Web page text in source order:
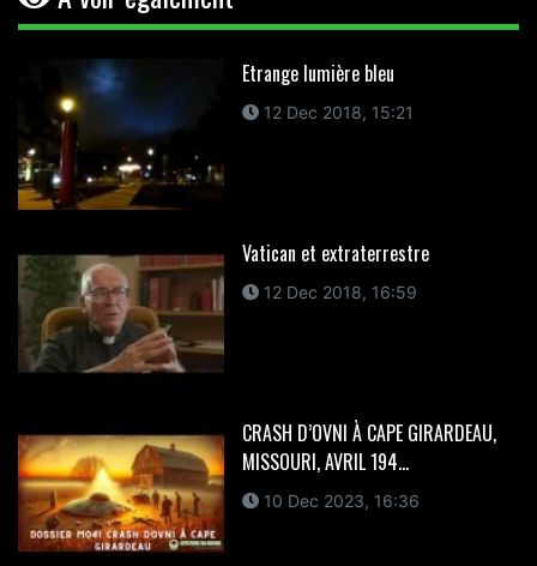
Etrange lumière bleu
12 Dec 2018, 15:21
Vatican et extraterrestre
12 Dec 2018, 16:59
CRASH D’OVNI À CAPE GIRARDEAU,
MISSOURI, AVRIL 194...
10 Dec 2023, 16:36